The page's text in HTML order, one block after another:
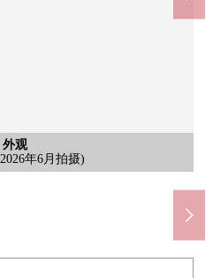
外观
年6月拍摄)
外观
年6月拍摄)
外观
年6月拍摄)
外观
年6月拍摄)
道路的外观
年6月拍摄)
道路的外观
年6月拍摄)
透视图
的CG形象。实际多少有不同的情
况。
外观
年3月拍摄)
道路的外观
年3月拍摄)
外观
年3月拍摄)
外观
年3月拍摄)
道路的外观
年3月拍摄)
道路的外观
年3月拍摄)
站商店(约310m)
4分钟。
站东口店(约290m)
4分钟。
名站前店(约360m)
5分钟。
东口店(约310m)
4分钟。
名小学(约880m)
11分钟。
原小学(约900m)
12分钟。
中学(约1210m)
16分钟。
念医院(约320m)
4分钟。